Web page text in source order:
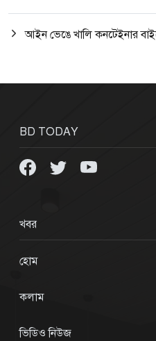
আইন ভেঙে খালি কনটেইনার
BD TODAY
খবর
হোম
কলাম
ভিডিও নিউজ